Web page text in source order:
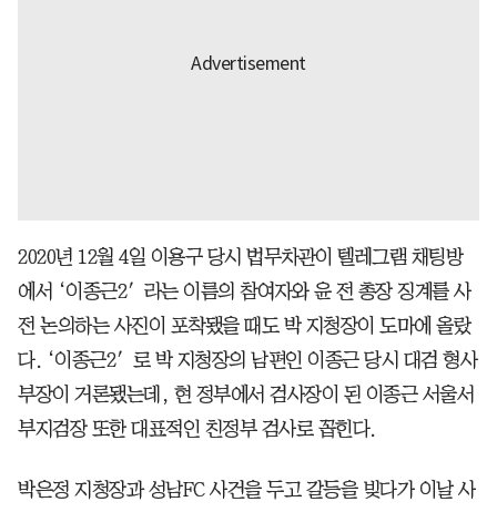
2020년 12월 4일 이용구 당시 법무차관이 텔레그램 채팅방
에서 ‘이종근2′라는 이름의 참여자와 윤 전 총장 징계를 사
전 논의하는 사진이 포착됐을 때도 박 지청장이 도마에 올랐
다. ‘이종근2′로 박 지청장의 남편인 이종근 당시 대검 형사
부장이 거론됐는데, 현 정부에서 검사장이 된 이종근 서울서
부지검장 또한 대표적인 친정부 검사로 꼽힌다.
박은정 지청장과 성남FC 사건을 두고 갈등을 빚다가 이날 사